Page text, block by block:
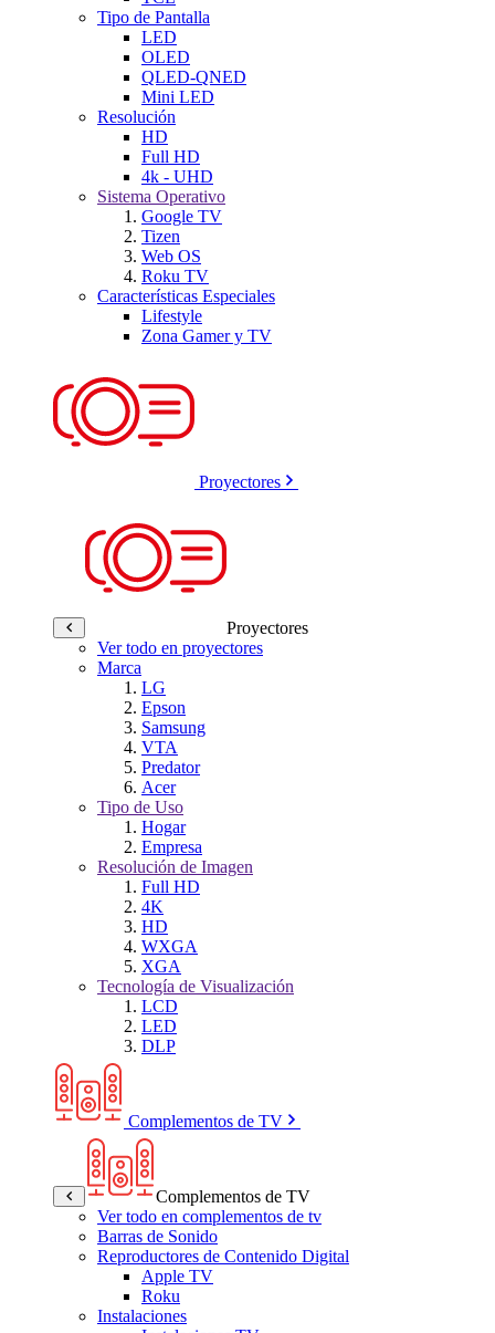
Tipo de Pantalla
LED
OLED
QLED-QNED
Mini LED
Resolución
HD
Full HD
4k - UHD
Sistema Operativo
Google TV
Tizen
Web OS
Roku TV
Características Especiales
Lifestyle
Zona Gamer y TV
Proyectores
Proyectores
Ver todo en proyectores
Marca
LG
Epson
Samsung
VTA
Predator
Acer
Tipo de Uso
Hogar
Empresa
Resolución de Imagen
Full HD
4K
HD
WXGA
XGA
Tecnología de Visualización
LCD
LED
DLP
Complementos de TV
Complementos de TV
Ver todo en complementos de tv
Barras de Sonido
Reproductores de Contenido Digital
Apple TV
Roku
Instalaciones